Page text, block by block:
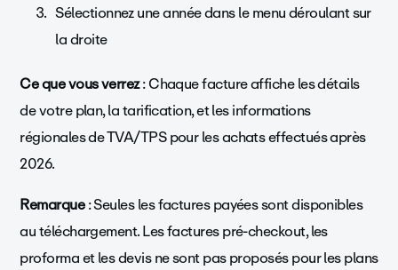
Sélectionnez une année dans le menu déroulant sur
la droite
Ce que vous verrez: Chaque facture affiche les détails
de votre plan, la tarification, et les informations
régionales de TVA/TPS pour les achats effectués après
2026.
Remarque: Seules les factures payées sont disponibles
au téléchargement. Les factures pré-checkout, les
proforma et les devis ne sont pas proposés pour les plans